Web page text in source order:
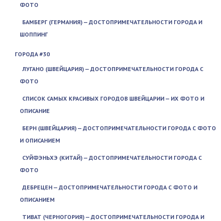
ФОТО
БАМБЕРГ (ГЕРМАНИЯ) — ДОСТОПРИМЕЧАТЕЛЬНОСТИ ГОРОДА И
ШОППИНГ
ГОРОДА #30
ЛУГАНО (ШВЕЙЦАРИЯ) — ДОСТОПРИМЕЧАТЕЛЬНОСТИ ГОРОДА С
ФОТО
СПИСОК САМЫХ КРАСИВЫХ ГОРОДОВ ШВЕЙЦАРИИ — ИХ ФОТО И
ОПИСАНИЕ
БЕРН (ШВЕЙЦАРИЯ) — ДОСТОПРИМЕЧАТЕЛЬНОСТИ ГОРОДА С ФОТО
И ОПИСАНИЕМ
СУЙФЭНЬХЭ (КИТАЙ) — ДОСТОПРИМЕЧАТЕЛЬНОСТИ ГОРОДА С
ФОТО
ДЕБРЕЦЕН — ДОСТОПРИМЕЧАТЕЛЬНОСТИ ГОРОДА С ФОТО И
ОПИСАНИЕМ
ТИВАТ (ЧЕРНОГОРИЯ) — ДОСТОПРИМЕЧАТЕЛЬНОСТИ ГОРОДА И